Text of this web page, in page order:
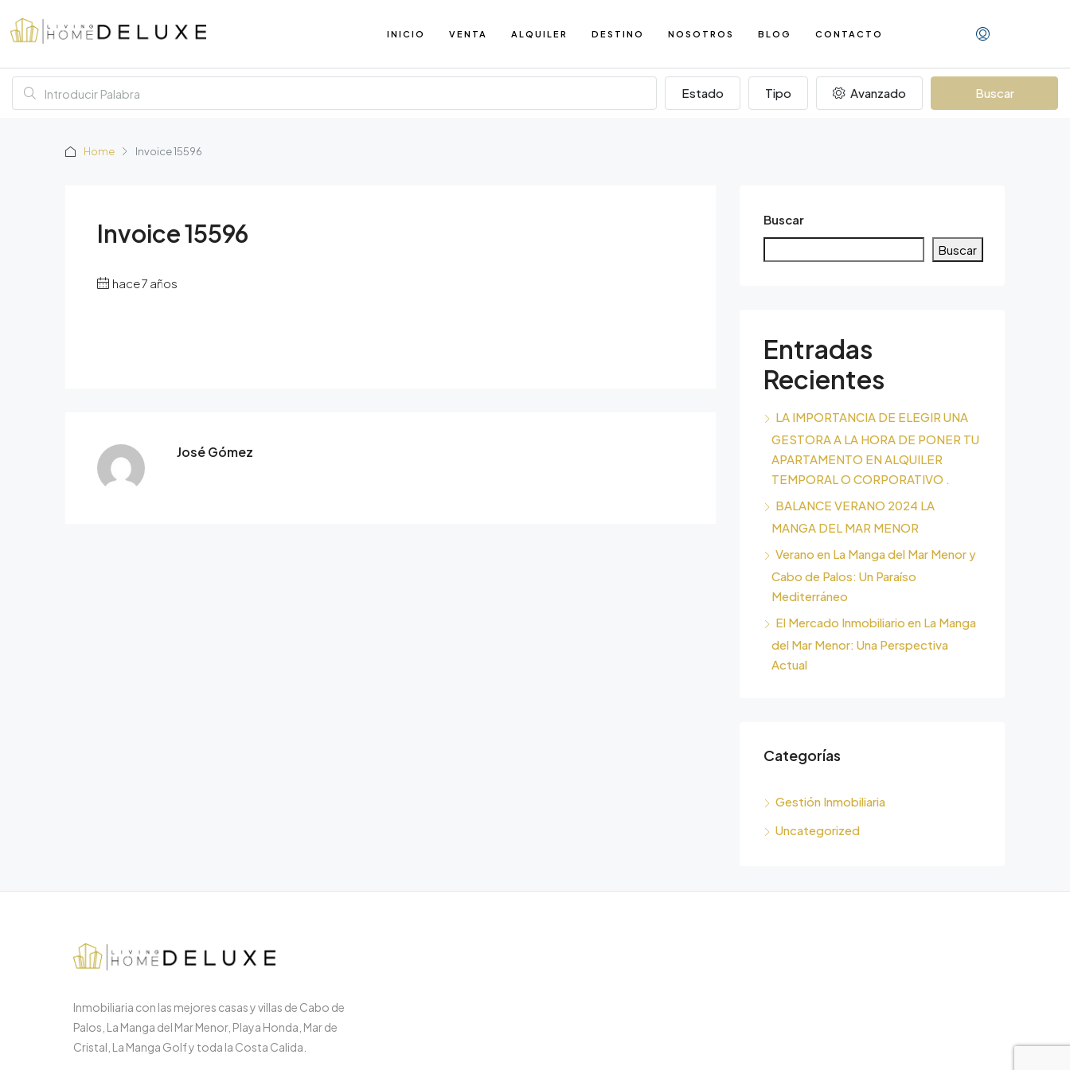
INICIO VENTA ALQUILER DESTINO NOSOTROS BLOG CONTACTO
Estado Tipo Avanzado Buscar
Home Invoice 15596
Invoice 15596
hace 7 años
José Gómez
Buscar
Buscar
Entradas
Recientes
LA IMPORTANCIA DE ELEGIR UNA
GESTORA A LA HORA DE PONER TU
APARTAMENTO EN ALQUILER
TEMPORAL O CORPORATIVO .
BALANCE VERANO 2024 LA
MANGA DEL MAR MENOR
Verano en La Manga del Mar Menor y
Cabo de Palos: Un Paraíso
Mediterráneo
El Mercado Inmobiliario en La Manga
del Mar Menor: Una Perspectiva
Actual
Categorías
Gestión Inmobiliaria
Uncategorized
Inmobiliaria con las mejores casas y villas de Cabo de
Palos, La Manga del Mar Menor, Playa Honda, Mar de
Cristal, La Manga Golf y toda la Costa Calida.